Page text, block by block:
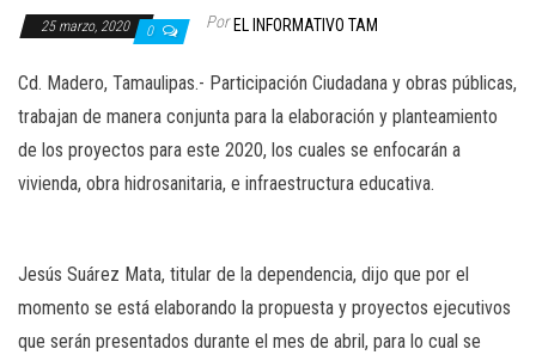
25 marzo, 2020 0 Por EL INFORMATIVO TAM
Cd. Madero, Tamaulipas.- Participación Ciudadana y obras públicas,
trabajan de manera conjunta para la elaboración y planteamiento
de los proyectos para este 2020, los cuales se enfocarán a
vivienda, obra hidrosanitaria, e infraestructura educativa.
Jesús Suárez Mata, titular de la dependencia, dijo que por el
momento se está elaborando la propuesta y proyectos ejecutivos
que serán presentados durante el mes de abril, para lo cual se